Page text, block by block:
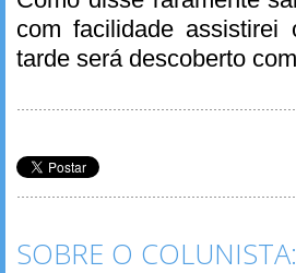
com facilidade
tarde será descoberto
SOBRE O COLUNISTA: